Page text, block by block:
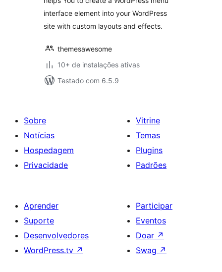
interface element into your WordPress
site with custom layouts and effects.
themesawesome
10+ de instalações ativas
Testado com 6.5.9
Sobre
Notícias
Hospedagem
Privacidade
Vitrine
Temas
Plugins
Padrões
Aprender
Suporte
Desenvolvedores
WordPress.tv ↗
Participar
Eventos
Doar ↗
Swag ↗